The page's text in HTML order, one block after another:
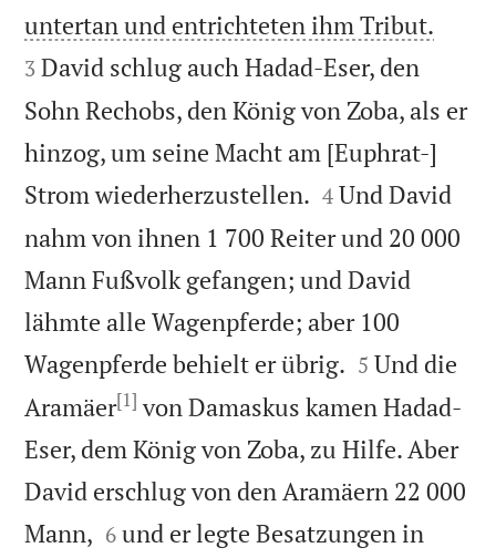
untertan und entrichteten ihm Tribut.
3 David schlug auch Hadad-Eser, den
Sohn Rechobs, den König von Zoba, als er
hinzog, um seine Macht am [Euphrat-]
Strom wiederherzustellen. 

4 Und David
nahm von ihnen 1 700 Reiter und 20 000
Mann Fußvolk gefangen; und David
lähmte alle Wagenpferde; aber 100
Wagenpferde behielt er übrig. 

5 Und die
Aramäer[1] von Damaskus kamen Hadad-
Eser, dem König von Zoba, zu Hilfe. Aber
David erschlug von den Aramäern 22 000
Mann, 

6 und er legte Besatzungen in